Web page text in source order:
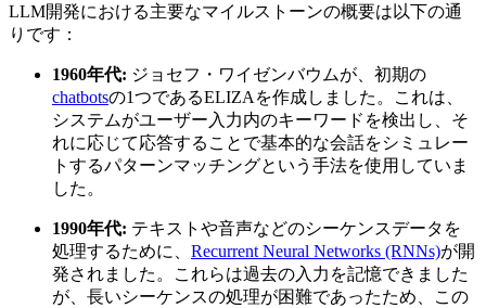
LLM開発における主要なマイルストーンの概要は以下の通
りです：
1960年代: ジョセフ・ワイゼンバウムが、初期の
chatbotsの1つであるELIZAを作成しました。これは、
システムがユーザー入力内のキーワードを検出し、そ
れに応じて応答することで基本的な会話をシミュレー
トするパターンマッチングという手法を使用していま
した。
1990年代: テキストや音声などのシーケンスデータを
処理するために、 Recurrent Neural Networks (RNNs)が開
発されました。これらは過去の入力を記憶できました
が、長いシーケンスの処理が困難であったため、この